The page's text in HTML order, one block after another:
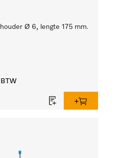
Ø 6, lengte 175 mm.